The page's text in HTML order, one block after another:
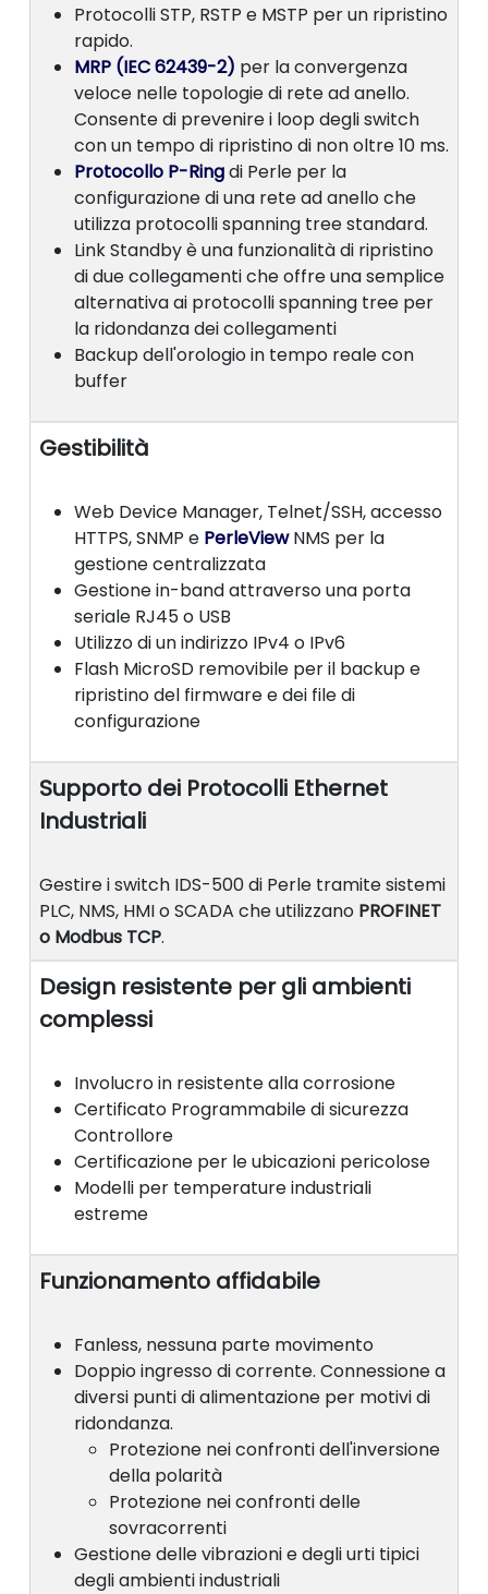
Protocolli STP, RSTP e MSTP per un ripristino
rapido.
MRP (IEC 62439-2) per la convergenza
veloce nelle topologie di rete ad anello.
Consente di prevenire i loop degli switch
con un tempo di ripristino di non oltre 10 ms.
Protocollo P-Ringdi Perle per la
configurazione di una rete ad anello che
utilizza protocolli spanning tree standard.
Link Standby è una funzionalità di ripristino
di due collegamenti che offre una semplice
alternativa ai protocolli spanning tree per
la ridondanza dei collegamenti
Backup dell'orologio in tempo reale con
buffer
Gestibilità
Web Device Manager, Telnet/SSH, accesso
HTTPS, SNMP e PerleViewNMS per la
gestione centralizzata
Gestione in-band attraverso una porta
seriale RJ45 o USB
Utilizzo di un indirizzo IPv4 o IPv6
Flash MicroSD removibile per il backup e
ripristino del firmware e dei file di
configurazione
Supporto dei Protocolli Ethernet
Industriali
Gestire i switch IDS-500 di Perle tramite sistemi
PLC, NMS, HMI o SCADA che utilizzano PROFINET
o Modbus TCP.
Design resistente per gli ambienti
complessi
Involucro in resistente alla corrosione
Certificato Programmabile di sicurezza
Controllore
Certificazione per le ubicazioni pericolose
Modelli per temperature industriali
estreme
Funzionamento affidabile
Fanless, nessuna parte movimento
Doppio ingresso di corrente. Connessione a
diversi punti di alimentazione per motivi di
ridondanza.
Protezione nei confronti dell'inversione
della polarità
Protezione nei confronti delle
sovracorrenti
Gestione delle vibrazioni e degli urti tipici
degli ambienti industriali